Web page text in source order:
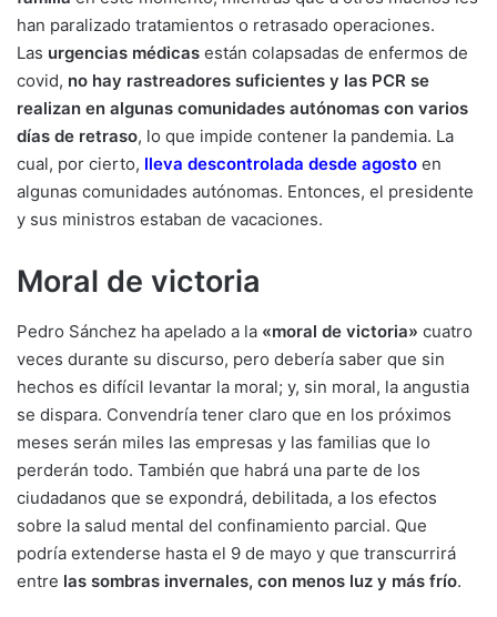
han paralizado tratamientos o retrasado operaciones.
Las urgencias médicas están colapsadas de enfermos de
covid, no hay rastreadores suficientes y las PCR se
realizan en algunas comunidades autónomas con varios
días de retraso, lo que impide contener la pandemia. La
cual, por cierto, lleva descontrolada desde agosto en
algunas comunidades autónomas. Entonces, el presidente
y sus ministros estaban de vacaciones.
Moral de victoria
Pedro Sánchez ha apelado a la «moral de victoria» cuatro
veces durante su discurso, pero debería saber que sin
hechos es difícil levantar la moral; y, sin moral, la angustia
se dispara. Convendría tener claro que en los próximos
meses serán miles las empresas y las familias que lo
perderán todo. También que habrá una parte de los
ciudadanos que se expondrá, debilitada, a los efectos
sobre la salud mental del confinamiento parcial. Que
podría extenderse hasta el 9 de mayo y que transcurrirá
entre las sombras invernales, con menos luz y más frío.